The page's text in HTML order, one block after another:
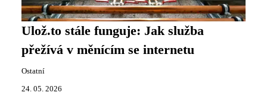
Ulož.to stále funguje: Jak služba
přežívá v měnícím se internetu
Ostatní
24. 05. 2026